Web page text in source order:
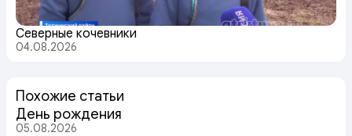
Северные кочевники
04.08.2026
Похожие статьи
День рождения
05.08.2026